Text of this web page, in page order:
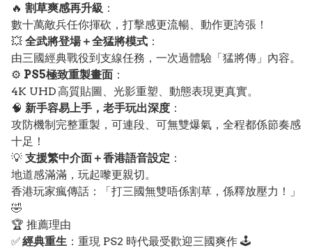
🔥 割草爽感再升級 ：
數十萬敵兵任你揮砍，打擊感更流暢、動作更誇張！
💥 全武將登場＋全猛將模式 ：
由三國經典戰役到支線任務，一次過體驗「猛將傳」內容。
⚙️ PS5極致重製畫面 ：
4K UHD 高質貼圖、光影重塑、動態表現更真實。
🧠 新手容易上手，老手玩出深度 ：
攻防機制完整重製，可連段、可無雙爆氣，全程都係節奏感
十足！
💡 支援繁中介面＋香港語音設定 ：
地道感滿滿，玩起嚟更親切。
香港玩家瘋傳話：「打三國無雙唔係割草，係釋放壓力！」
🤣
🏆 推薦理由
✅經典重生 ：重現 PS2 時代最受歡迎三國爽作 🕹️